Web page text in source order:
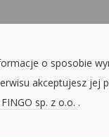
o sposobie
akceptujesz jej
sp. z o.o. .